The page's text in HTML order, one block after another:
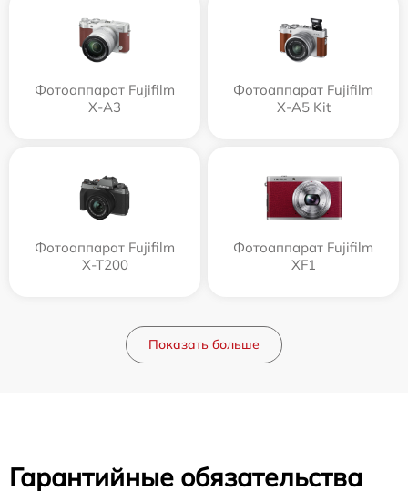
Фотоаппарат Fujifilm
X-A3
Фотоаппарат Fujifilm
X-A5 Kit
Фотоаппарат Fujifilm
X-T200
Фотоаппарат Fujifilm
XF1
Показать больше
Гарантийные обязательства